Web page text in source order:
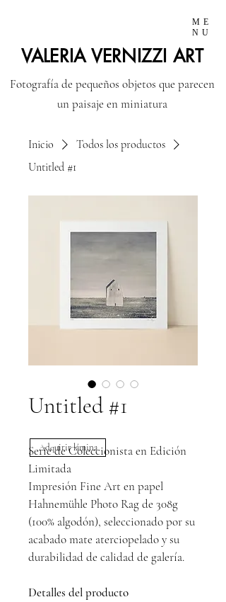
ME
NU
VALERIA VERNIZZI ART
Fotografía de pequeños objetos que parecen
un paisaje en miniatura
Inicio
Todos los productos
Untitled #1
Untitled #1
Serie de Coleccionista en Edición
Limitada
Impresión Fine Art en papel
Hahnemühle Photo Rag de 308g
(100% algodón), seleccionado por su
acabado mate aterciopelado y su
durabilidad de calidad de galería.
Detalles del producto
Adquirir lámina